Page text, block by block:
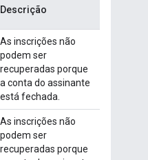
Descrição
As inscrições não
podem ser
recuperadas porque
a conta do assinante
está fechada.
As inscrições não
podem ser
recuperadas porque